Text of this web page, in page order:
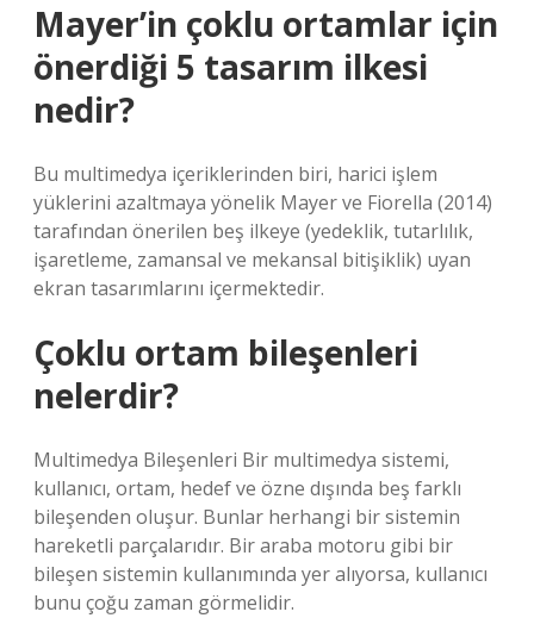
Mayer’in çoklu ortamlar için
önerdiği 5 tasarım ilkesi
nedir?
Bu multimedya içeriklerinden biri, harici işlem
yüklerini azaltmaya yönelik Mayer ve Fiorella (2014)
tarafından önerilen beş ilkeye (yedeklik, tutarlılık,
işaretleme, zamansal ve mekansal bitişiklik) uyan
ekran tasarımlarını içermektedir.
Çoklu ortam bileşenleri
nelerdir?
Multimedya Bileşenleri Bir multimedya sistemi,
kullanıcı, ortam, hedef ve özne dışında beş farklı
bileşenden oluşur. Bunlar herhangi bir sistemin
hareketli parçalarıdır. Bir araba motoru gibi bir
bileşen sistemin kullanımında yer alıyorsa, kullanıcı
bunu çoğu zaman görmelidir.